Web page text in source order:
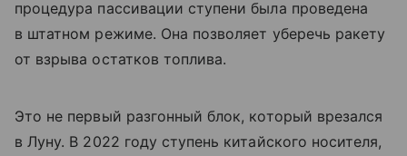
процедура пассивации ступени была проведена
в штатном режиме. Она позволяет уберечь ракету
от взрыва остатков топлива.
Это не первый разгонный блок, который врезался
в Луну. В 2022 году ступень китайского носителя,